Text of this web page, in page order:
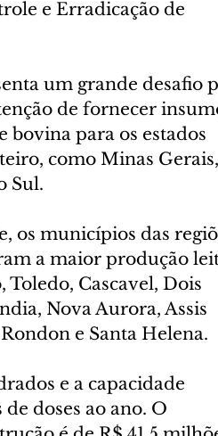
e Erradicação de
um grande desafio
de fornecer
bovina para os estados
como Minas Gerais,
Sul.
os municípios das
a maior produção
Toledo, Cascavel, Dois
Nova Aurora, Assis
e Santa Helena.
e a capacidade
doses ao ano. O